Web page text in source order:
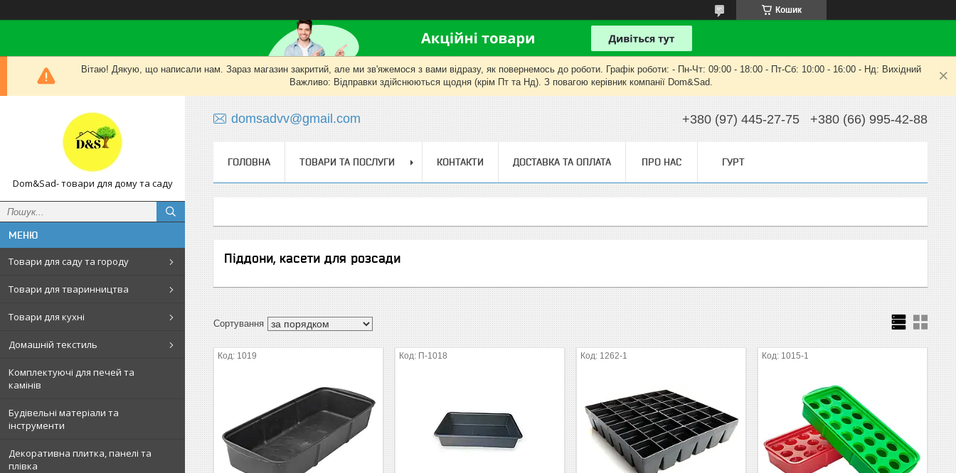
Кошик
Вітаю! Дякую, що написали нам. Зараз магазин закритий, але ми зв'яжемося з вами відразу, як повернемось до роботи. Графік роботи: - Пн-Чт: 09:00 - 18:00 - Пт-Сб: 10:00 - 16:00 - Нд: Вихідний
Важливо: Відправки здійснюються щодня (крім Пт та Нд). З повагою керівник компанії Dom&Sad.
Dom&Sad- товари для дому та саду
Товари для саду та городу
Товари для тваринництва
Товари для кухні
Домашній текстиль
Комплектуючі для печей та
камінів
Будівельні матеріали та
інструменти
Декоративна плитка, панелі та
плівка
domsadvv@gmail.com +380 (97) 445-27-75 +380 (66) 995-42-88
ГОЛОВНА ТОВАРИ ТА ПОСЛУГИ КОНТАКТИ ДОСТАВКА ТА ОПЛАТА ПРО НАС ГУРТ
Піддони, касети для розсади
1019 П-1018 1262-1 1015-1